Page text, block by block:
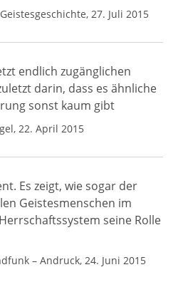
27. Juli 2015
endlich zugänglichen
darin, dass es ähnliche
sonst kaum gibt
22. April 2015
Es zeigt, wie sogar der
Geistesmenschen im
seine Rolle
– Andruck, 24. Juni 2015